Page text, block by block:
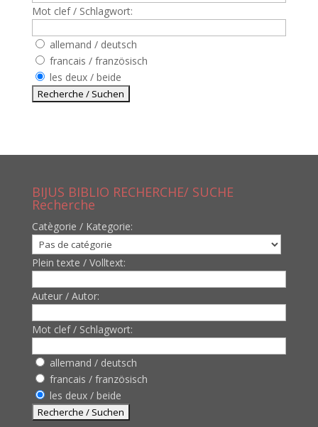
Mot clef / Schlagwort:
allemand / deutsch
francais / französisch
les deux / beide
BIJUS BIBLIO RECHERCHE/ SUCHE
Recherche
Catègorie / Kategorie:
Plein texte / Volltext:
Auteur / Autor:
Mot clef / Schlagwort:
allemand / deutsch
francais / französisch
les deux / beide